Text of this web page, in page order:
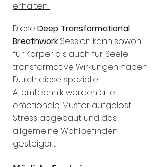
erhalten.
Diese Deep Transformational
Breathwork Session kann sowohl
für Körper als auch für Seele
transformative Wirkungen haben.
Durch diese spezielle
Atemtechnik werden alte
emotionale Muster aufgelöst,
Stress abgebaut und das
allgemeine Wohlbefinden
gesteigert.